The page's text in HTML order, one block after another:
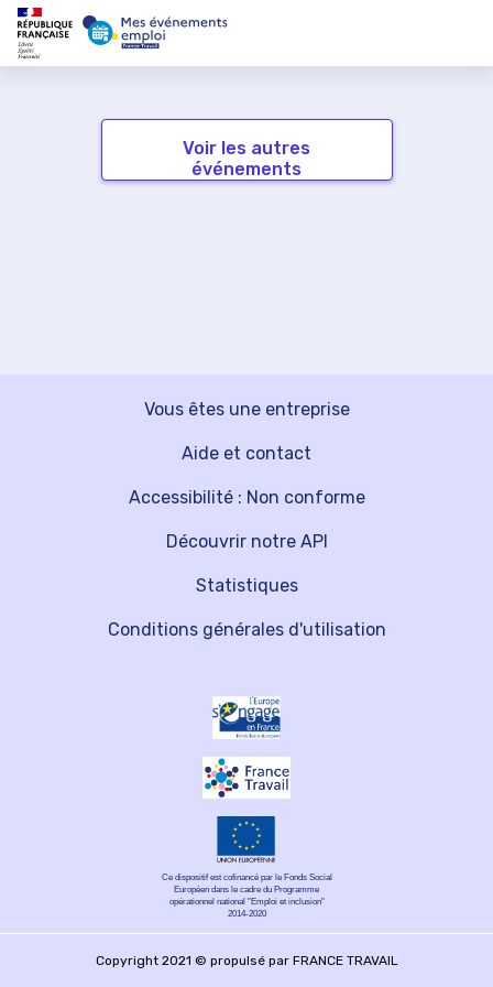
Voir les autres
événements
Vous êtes une entreprise
Découvrir notre API
Aide et contact
Statistiques
Accessibilité : Non conforme
Conditions générales d'utilisation
Ce dispositif est cofinancé par le Fonds Social
Européen dans le cadre du Programme
opérationnel national "Emploi et inclusion"
2014-2020
Copyright 2021 © propulsé par FRANCE TRAVAIL